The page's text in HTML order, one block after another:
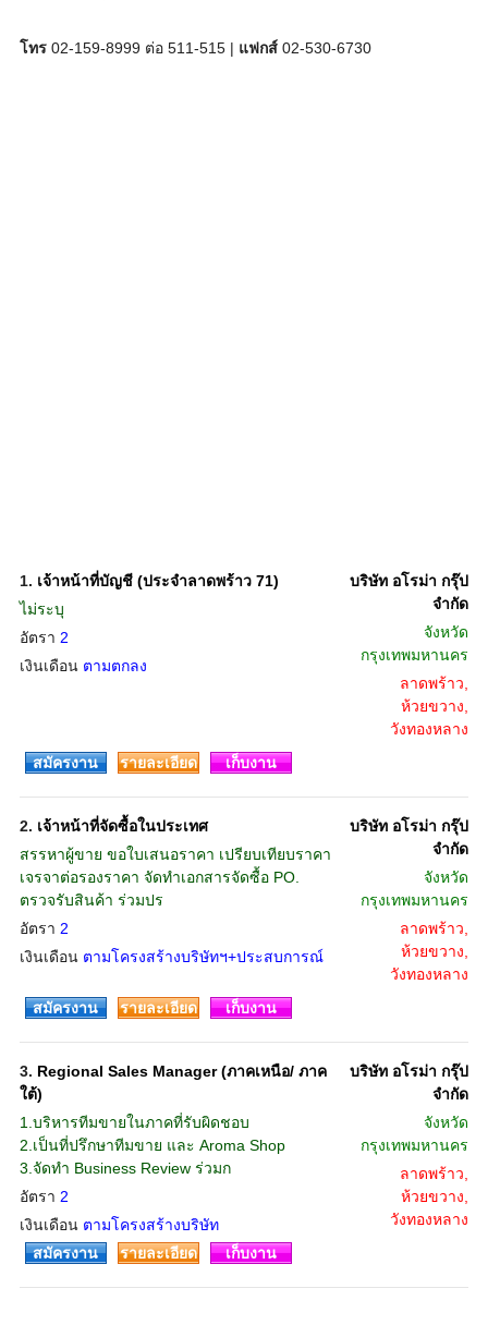
โทร02-159-8999 ต่อ 511-515 | แฟกส์02-530-6730
1. เจ้าหน้าที่บัญชี (ประจำลาดพร้าว 71)
ไม่ระบุ
อัตรา 2
เงินเดือน ตามตกลง
บริษัท อโรม่า กรุ๊ป
จํากัด
จังหวัด
กรุงเทพมหานคร
ลาดพร้าว,
ห้วยขวาง,
วังทองหลาง
สมัครงาน
รายละเอียด เก็บงาน
2. เจ้าหน้าที่จัดซื้อในประเทศ
สรรหาผู้ขาย ขอใบเสนอราคา เปรียบเทียบราคา
เจรจาต่อรองราคา จัดทำเอกสารจัดซื้อ PO.
ตรวจรับสินค้า ร่วมปร
อัตรา 2
เงินเดือน ตามโครงสร้างบริษัทฯ+ประสบการณ์
บริษัท อโรม่า กรุ๊ป
จํากัด
จังหวัด
กรุงเทพมหานคร
ลาดพร้าว,
ห้วยขวาง,
วังทองหลาง
สมัครงาน
รายละเอียด เก็บงาน
3. Regional Sales Manager (ภาคเหนือ/ ภาค
ใต้)
1.บริหารทีมขายในภาคที่รับผิดชอบ
2.เป็นที่ปรึกษาทีมขาย และ Aroma Shop
3.จัดทำ Business Review ร่วมก
อัตรา 2
เงินเดือน ตามโครงสร้างบริษัท
บริษัท อโรม่า กรุ๊ป
จํากัด
จังหวัด
กรุงเทพมหานคร
ลาดพร้าว,
ห้วยขวาง,
วังทองหลาง
สมัครงาน
รายละเอียด เก็บงาน